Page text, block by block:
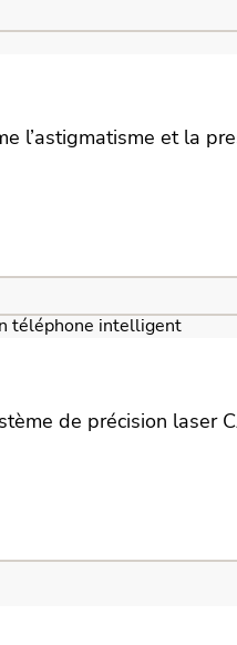
l’astigmatisme et la
de précision laser